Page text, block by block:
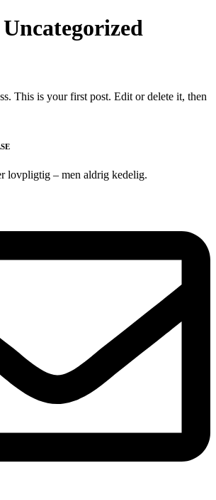
Uncategorized
This is your first post. Edit or delete it, then
lovpligtig – men aldrig kedelig.